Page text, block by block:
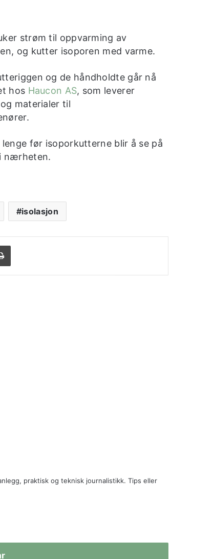
strøm til oppvarming av
og kutter isoporen med varme.
og de håndholdte går nå
hos Haucon AS, som leverer
materialer til
før isoporkutterne blir å se på
nærheten.
isolasjon
Print
praktisk og teknisk journalistikk. Tips eller